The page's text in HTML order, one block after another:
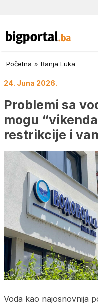
Početna » Banja Luka
24. Juna 2026.
Problemi sa
mogu
restrikcije i
Voda kao najosnovnija